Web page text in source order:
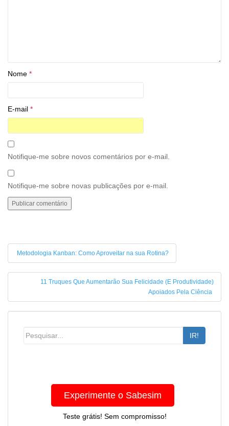
Nome *
E-mail *
Notifique-me sobre novos comentários por e-mail.
Notifique-me sobre novas publicações por e-mail.
Metodologia Kanban: Como Aproveitar na sua Rotina?
11 Truques Que Aumentarão Sua Felicidade (E Produtividade)
Apoiados Pela Ciência
IR!
Experimente o Sabesim
Teste grátis! Sem compromisso!